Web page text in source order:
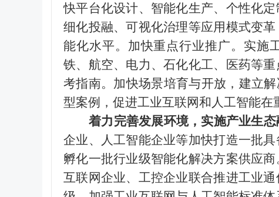
快平台化设计、智能化生产、个性化
细化投融、可视化治理等应用模式变
能化水平。加快重点行业推广。实施
铁、航空、电力、石化化工、医药等
考指南。加快场景培育与开放，建立
型案例，促进工业互联网和人工智能在
着力完善发展环境，实施产业生
企业、人工智能企业等加快打造一批
孵化一批行业级智能化解决方案供应
互联网企业、工控企业联合推进工业